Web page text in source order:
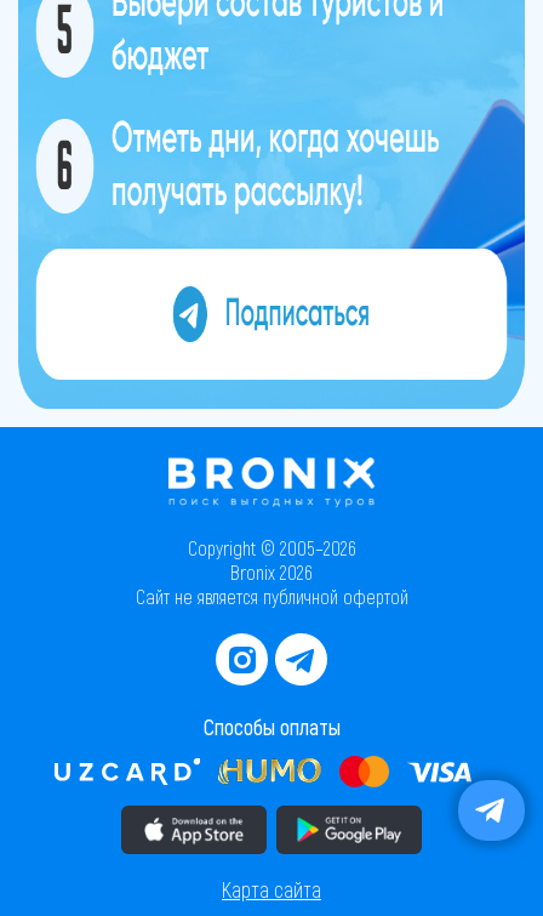
Copyright © 2005–2026
Bronix 2026
Сайт не является публичной офертой
Способы оплаты
Скачать приложение в AppStore Скачать приложение в PlayMarket
Карта сайта